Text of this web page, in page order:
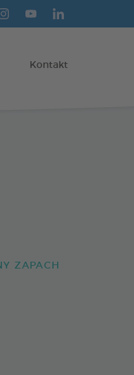
Kontakt
ZAPACH